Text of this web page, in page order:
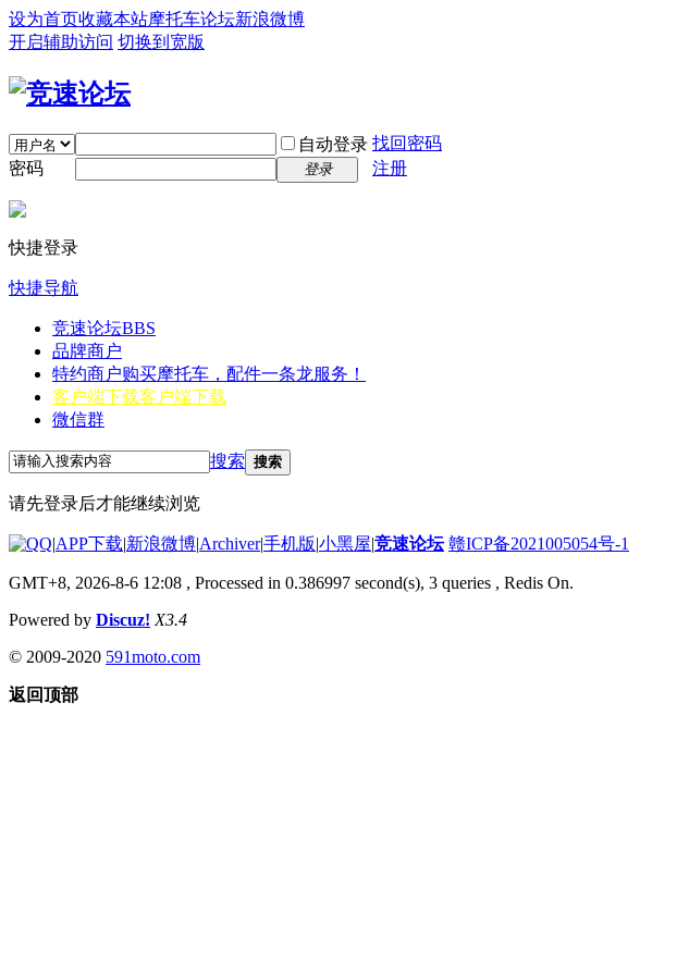
设为首页收藏本站摩托车论坛新浪微博
开启辅助访问 切换到宽版
自动登录 找回密码
密码
登录 注册
快捷登录
快捷导航
竞速论坛BBS
品牌商户
特约商户购买摩托车，配件一条龙服务！
客户端下载客户端下载
微信群
搜索 搜索
请先登录后才能继续浏览
|APP下载|新浪微博|Archiver|手机版|小黑屋|竞速论坛 赣ICP备2021005054号-1
GMT+8, 2026-8-6 12:08 , Processed in 0.386997 second(s), 3 queries , Redis On.
Powered by Discuz! X3.4
© 2009-2020 591moto.com
返回顶部